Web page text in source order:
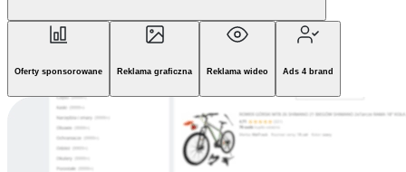
Oferty sponsorowane Reklama graficzna Reklama wideo Ads 4 brand